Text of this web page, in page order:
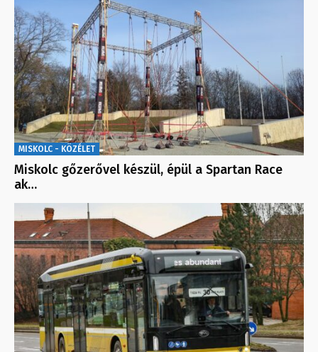
MISKOLC - KÖZÉLET
Miskolc gőzerővel készül, épül a Spartan Race
ak…